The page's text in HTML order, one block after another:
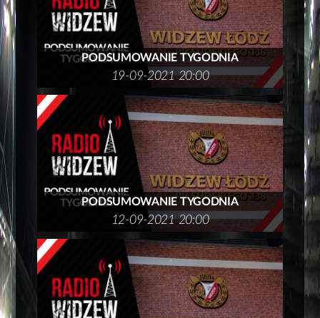
PODSUMOWANIE TYGODNIA
19-09-2021 20:00
PODSUMOWANIE TYGODNIA
12-09-2021 20:00